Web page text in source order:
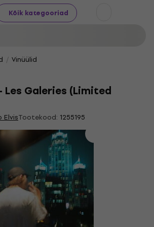
Kõik kategooriad
Vinüülid
Les Galeries (Limited
ElvisTootekood: 1255195